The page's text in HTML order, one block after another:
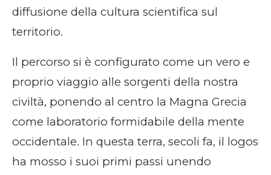
diffusione della cultura scientifica sul
territorio.
Il percorso si è configurato come un vero e
proprio viaggio alle sorgenti della nostra
civiltà, ponendo al centro la Magna Grecia
come laboratorio formidabile della mente
occidentale. In questa terra, secoli fa, il logos
ha mosso i suoi primi passi unendo